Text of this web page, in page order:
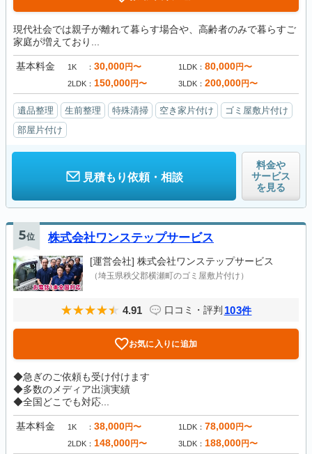
現代社会では親子が離れて暮らす場合や、高齢者のみで暮らすご
家庭が増えており...
基本料金 1K 30,000円〜 1LDK 80,000円〜
2LDK 150,000円〜 3LDK 200,000円〜
遺品整理 生前整理 特殊清掃 空き家片付け
ゴミ屋敷片付け
部屋片付け
見積もり依頼・相談
料金や
サービス
を見る
5位 株式会社ワンステップサービス
[運営会社] 株式会社ワンステップサービス
（埼玉県秩父郡横瀬町のゴミ屋敷片付け）
4.91 口コミ・評判 103件
お気に入りに追加
◆急ぎのご依頼も受け付けます
◆多数のメディア出演実績
◆全国どこでも対応...
基本料金 1K 38,000円〜 1LDK 78,000円〜
2LDK 148,000円〜 3LDK 188,000円〜